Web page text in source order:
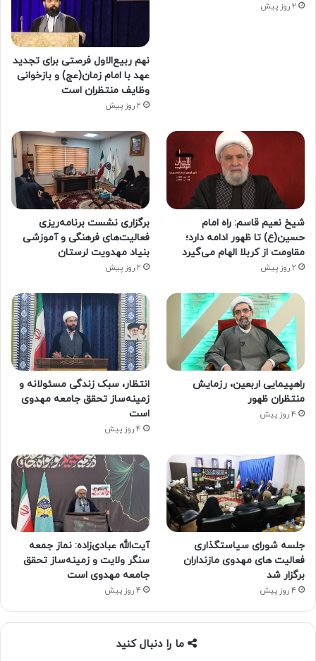
2 روز پیش
نهم ربیع‌الاول فرصتی برای تجدید
عهد با امام زمان(عج) و بازخوانی
وظایف منتظران است
2 روز پیش
شیخ نعیم قاسم: راه امام
حسین(ع) تا ظهور ادامه دارد؛
مقاومت از کربلا الهام می‌گیرد
2 روز پیش
برگزاری نشست برنامه‌ریزی
فعالیت‌های فرهنگی و آموزشی
بنیاد مهدویت لرستان
2 روز پیش
راهپیمایی اربعین، رزمایش
منتظران ظهور
4 روز پیش
انتظار، سبک زندگی مسئولانه و
زمینه‌ساز تحقق جامعه مهدوی
است
4 روز پیش
جلسه شورای سیاستگذاری
فعالیت های مهدوی مازنداران
برگزار شد
4 روز پیش
آیت‌الله عبادی‌زاده: نماز جمعه
سنگر ولایت و زمینه‌ساز تحقق
جامعه مهدوی است
4 روز پیش
ما را دنبال کنید